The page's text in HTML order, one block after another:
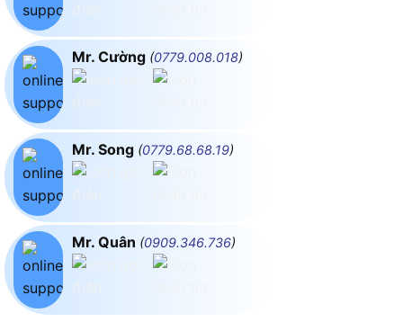
Mr. Cường (0779.008.018)
Mr. Song (0779.68.68.19)
Mr. Quân (0909.346.736)